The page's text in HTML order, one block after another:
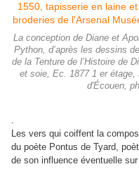
La conception de Diane et
Python, d’après les dessins
de la Tenture de l’Histoire de
et soie, Ec. 1877 1 er étage,
d'Écouen,
Les vers qui coiffent la
du poète Pontus de Tyard,
de son influence éventuelle